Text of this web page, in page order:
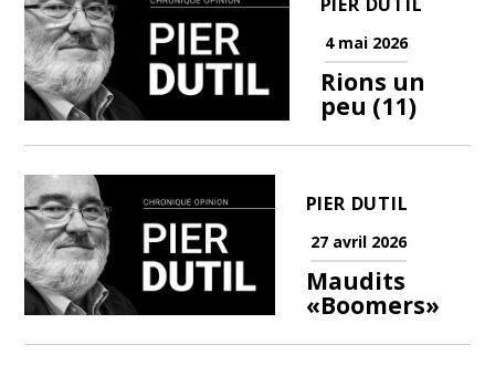
4 mai 2026
Rions un
peu (11)
PIER DUTIL
27 avril 2026
Maudits
«Boomers»